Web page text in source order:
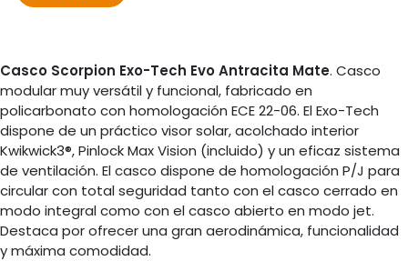
Casco Scorpion Exo-Tech Evo Antracita Mate. Casco
modular muy versátil y funcional, fabricado en
policarbonato con homologación ECE 22-06. El Exo-Tech
dispone de un práctico visor solar, acolchado interior
Kwikwick3®, Pinlock Max Vision (incluido) y un eficaz sistema
de ventilación. El casco dispone de homologación P/J para
circular con total seguridad tanto con el casco cerrado en
modo integral como con el casco abierto en modo jet.
Destaca por ofrecer una gran aerodinámica, funcionalidad
y máxima comodidad.